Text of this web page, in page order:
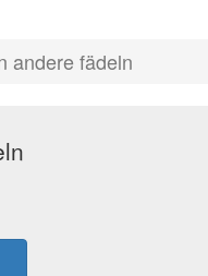
andere fädeln